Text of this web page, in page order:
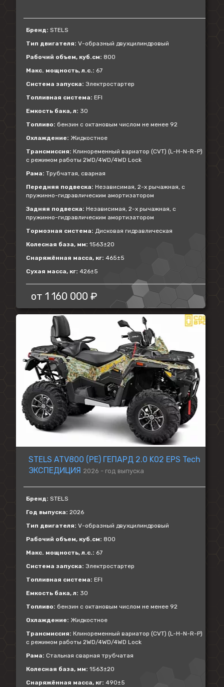
Бренд: STELS
Тип двигателя: V-образный двухцилиндровый
Рабочий объем, куб.см: 800
Макс. мощность, л.с.: 67
Система запуска: Электростартер
Топливная система: EFI
Емкость бака, л: 30
Топливо: бензин с октановым числом не менее 92
Охлаждение: Жидкостное
Трансмиссия: Клиноременный вариатор (CVT) (L-H-N-R-P)
с режимом работы 2WD/4WD/4WD Lock
Рама: Трубчатая, сварная
Передняя подвеска: Независимая, 2-х рычажная, с
пружинно-гидравлическим амортизатором
Задняя подвеска: Независимая, 2-х рычажная, с
пружинно-гидравлическим амортизатором
Тормозная система: Дисковая гидравлическая
Колесная база, мм: 1563±20
Снаряжённая масса, кг: 465±5
Сухая масса, кг: 426±5
от 1 160 000 ₽
STELS ATV800 (PE) ГЕПАРД 2.0 K02 EPS Tech
ЭКСПЕДИЦИЯ 2026 - год выпуска
Бренд: STELS
Год выпуска: 2026
Тип двигателя: V-образный двухцилиндровый
Рабочий объем, куб.см: 800
Макс. мощность, л.с.: 67
Система запуска: Электростартер
Топливная система: EFI
Емкость бака, л: 30
Топливо: бензин с октановым числом не менее 92
Охлаждение: Жидкостное
Трансмиссия: Клиноременный вариатор (CVT) (L-H-N-R-P)
с режимом работы 2WD/4WD/4WD Lock
Рама: Стальная сварная трубчатая
Колесная база, мм: 1563±20
Снаряжённая масса, кг: 490±5